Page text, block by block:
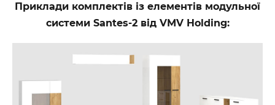
Приклади комплектів із елементів модульної
системи Santes-2 від VMV Holding: